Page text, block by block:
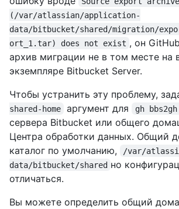
(/var/atlassian/application-
data/bitbucket/shared/migration/
ort_1.tar) does not exist , он
архив миграции не в том месте на
экземпляре Bitbucket Server.
Чтобы устранить эту проблему,
shared-home
аргумент для gh
сервера Bitbucket или общего
Центра обработки данных. Общий
каталог по умолчанию,
/var/
data/bitbucket/shared но
отличаться.
Вы можете определить общий